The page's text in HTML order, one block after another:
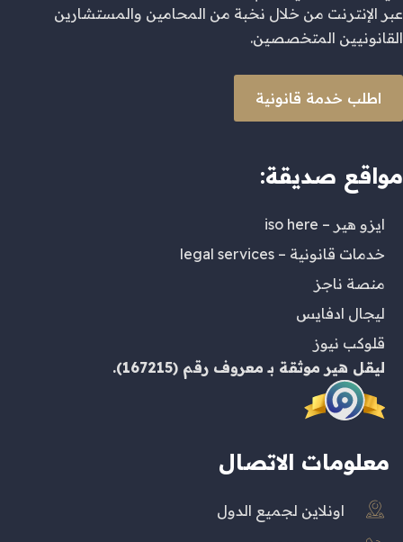
عبر الإنترنت من خلال نخبة من المحامين والمستشارين
القانونيين المتخصصين.
اطلب خدمة قانونية
مواقع صديقة:
ايزو هير – iso here
خدمات قانونية – legal services
منصة ناجز
ليجال ادفايس
قلوكب نيوز
ليقل هير موثقة بـ معروف رقم (167215).
معلومات الاتصال
اونلاين لجميع الدول